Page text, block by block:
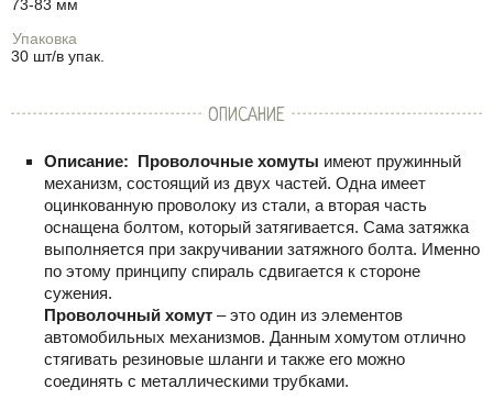
73-83 мм
Упаковка
30 шт/в упак.
ОПИСАНИЕ
Описание: Проволочные хомуты имеют пружинный
механизм, состоящий из двух частей. Одна имеет
оцинкованную проволоку из стали, а вторая часть
оснащена болтом, который затягивается. Сама затяжка
выполняется при закручивании затяжного болта. Именно
по этому принципу спираль сдвигается к стороне
сужения.
Проволочный хомут – это один из элементов
автомобильных механизмов. Данным хомутом отлично
стягивать резиновые шланги и также его можно
соединять с металлическими трубками.